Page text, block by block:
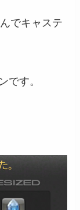
でキャステ
です。